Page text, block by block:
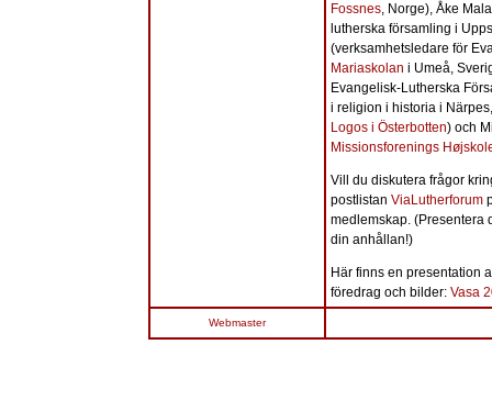
Fossnes, Norge), Åke
lutherska församling i
(verksamhetsledare för
Mariaskolan i Umeå,
Evangelisk-Lutherska
i religion i historia i
Logos i Österbotten) och
Missionsforenings
Vill du diskutera frågor
postlistan ViaLutherforum
medlemskap. (Presentera
din anhållan!)
Här finns en presentation
föredrag och bilder: Vasa
Webmaster